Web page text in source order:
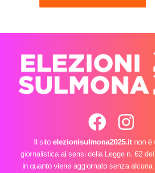
Il sito elezionisulmona2025.itnon è
giornalistica ai sensi della Legge n. 62
in quanto viene aggiornato senza alcuna